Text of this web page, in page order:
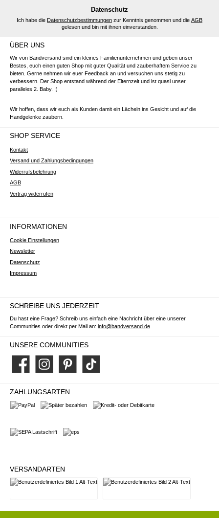
Datenschutz
Ich habe die Datenschutzbestimmungen zur Kenntnis genommen und die AGB
gelesen und bin mit ihnen einverstanden.
ÜBER UNS
Wir von Bandversand sind ein kleines Familienunternehmen und geben unser
Bestes, euch einen guten Shop mit guter Qualität und zauberhaftem Service zu
bieten. Gerne nehmen wir euer Feedback an und versuchen uns stetig zu
verbessern. Der Shop entstand während der Elternzeit und ist quasi unser
paralleles 2. Baby. ;)
Wir hoffen, dass wir euch als Kunden damit ein Lächeln ins Gesicht und auf die
Handgelenke zaubern.
SHOP SERVICE
Kontakt
Versand und Zahlungsbedingungen
Widerrufsbelehrung
AGB
Vertrag widerrufen
INFORMATIONEN
Cookie Einstellungen
Newsletter
Datenschutz
Impressum
SCHREIBE UNS JEDERZEIT
Du hast eine Frage? Schreib uns einfach eine Nachricht über eine unserer
Communities oder direkt per Mail an: info@bandversand.de
UNSERE COMMUNITIES
Facebook Instagram Pinterest TikTok
ZAHLUNGSARTEN
VERSANDARTEN